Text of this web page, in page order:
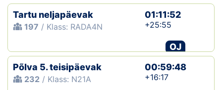
Tartu neljapäevak
197 / Klass: RADA4N
01:11:52
+25:55
OJ
Põlva 5. teisipäevak
232 / Klass: N21A
00:59:48
+16:17